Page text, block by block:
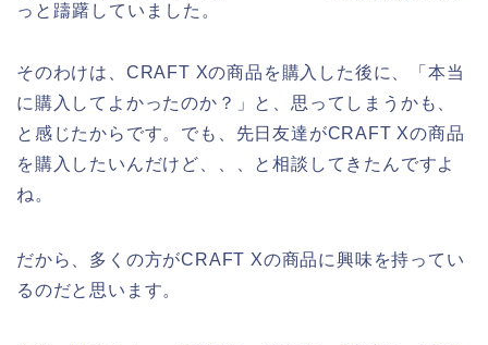
っと躊躇していました。
そのわけは、CRAFT Xの商品を購入した後に、「本当
に購入してよかったのか？」と、思ってしまうかも、
と感じたからです。でも、先日友達がCRAFT Xの商品
を購入したいんだけど、、、と相談してきたんですよ
ね。
だから、多くの方がCRAFT Xの商品に興味を持ってい
るのだと思います。